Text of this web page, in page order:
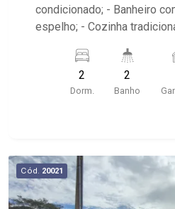
condicionado; - Banheiro
espelho; - Cozinha
elevador; - Sacada; - Próximo ao jotta burguer,
Panificadora Vó Luzia, 3Fit
Telepizza mineiro;
2
Dorm.
2
Banho
Cód. 20021